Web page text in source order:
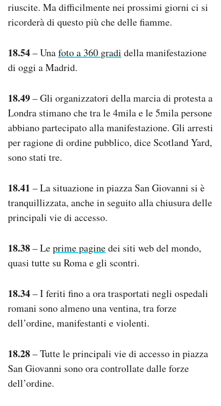
riuscite. Ma difficilmente nei prossimi giorni ci si
ricorderà di questo più che delle fiamme.
18.54– Unafoto a 360 gradi della manifestazione
di oggi a Madrid.
18.49– Gli organizzatori della marcia di protesta a
Londra stimano che tra le 4mila e le 5mila persone
abbiano partecipato alla manifestazione. Gli arresti
per ragione di ordine pubblico, dice Scotland Yard,
sono stati tre.
18.41 – La situazione in piazza San Giovanni si è
tranquillizzata, anche in seguito alla chiusura delle
principali vie di accesso.
18.38– Leprime paginedei siti web del mondo,
quasi tutte su Roma e gli scontri.
18.34– I feriti fino a ora trasportati negli ospedali
romani sono almeno una ventina, tra forze
dell’ordine, manifestanti e violenti.
18.28– Tutte le principali vie di accesso in piazza
San Giovanni sono ora controllate dalle forze
dell’ordine.